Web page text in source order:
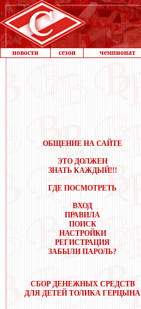
новости сезон чемпионат
ОБЩЕНИЕ НА САЙТЕ
ЭТО ДОЛЖЕН
ЗНАТЬ КАЖДЫЙ!!!
ГДЕ ПОСМОТРЕТЬ
ВХОД
ПРАВИЛА
ПОИСК
НАСТРОЙКИ
РЕГИСТРАЦИЯ
ЗАБЫЛИ ПАРОЛЬ?
СБОР ДЕНЕЖНЫХ СРЕДСТВ
ДЛЯ ДЕТЕЙ ТОЛИКА ГЕРЦЫНА